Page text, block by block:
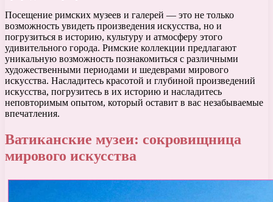
Посещение римских музеев и галерей — это не только
возможность увидеть произведения искусства, но и
погрузиться в историю, культуру и атмосферу этого
удивительного города. Римские коллекции предлагают
уникальную возможность познакомиться с различными
художественными периодами и шедеврами мирового
искусства. Насладитесь красотой и глубиной произведений
искусства, погрузитесь в их историю и насладитесь
неповторимым опытом, который оставит в вас незабываемые
впечатления.
Ватиканские музеи: сокровищница
мирового искусства